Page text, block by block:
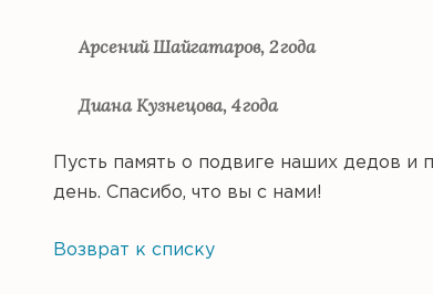
Арсений Шайгатаров, 2 года
Диана Кузнецова, 4 года
Пусть память о подвиге наших дедов
день. Спасибо, что вы с нами!
Возврат к списку